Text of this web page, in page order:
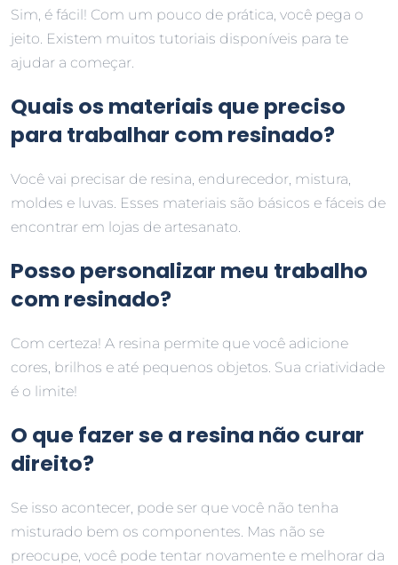
Sim, é fácil! Com um pouco de prática, você pega o
jeito. Existem muitos tutoriais disponíveis para te
ajudar a começar.
Quais os materiais que preciso
para trabalhar com resinado?
Você vai precisar de resina, endurecedor, mistura,
moldes e luvas. Esses materiais são básicos e fáceis de
encontrar em lojas de artesanato.
Posso personalizar meu trabalho
com resinado?
Com certeza! A resina permite que você adicione
cores, brilhos e até pequenos objetos. Sua criatividade
é o limite!
O que fazer se a resina não curar
direito?
Se isso acontecer, pode ser que você não tenha
misturado bem os componentes. Mas não se
preocupe, você pode tentar novamente e melhorar da